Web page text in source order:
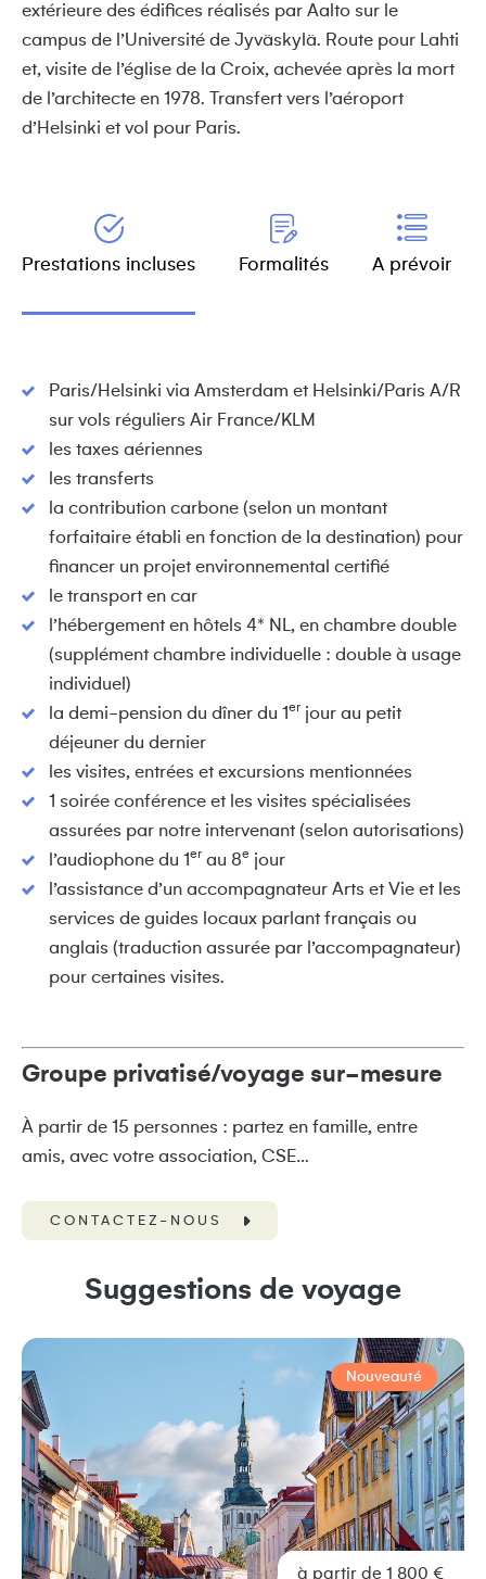
extérieure des édifices réalisés par Aalto sur le
campus de l’Université de Jyväskylä. Route pour Lahti
et, visite de l’église de la Croix, achevée après la mort
de l’architecte en 1978. Transfert vers l’aéroport
d’Helsinki et vol pour Paris.
Prestations incluses Formalités A prévoir
Paris/Helsinki via Amsterdam et Helsinki/Paris A/R
sur vols réguliers Air France/KLM
les taxes aériennes
les transferts
la contribution carbone (selon un montant
forfaitaire établi en fonction de la destination) pour
financer un projet environnemental certifié
le transport en car
l’hébergement en hôtels 4* NL, en chambre double
(supplément chambre individuelle : double à usage
individuel)
la demi-pension du dîner du 1er jour au petit
déjeuner du dernier
les visites, entrées et excursions mentionnées
1 soirée conférence et les visites spécialisées
assurées par notre intervenant (selon autorisations)
l’audiophone du 1er au 8e jour
l’assistance d’un accompagnateur Arts et Vie et les
services de guides locaux parlant français ou
anglais (traduction assurée par l’accompagnateur)
pour certaines visites.
Groupe privatisé/voyage sur-mesure
À partir de 15 personnes : partez en famille, entre
amis, avec votre association, CSE…
CONTACTEZ-NOUS
Suggestions de voyage
Nouveauté
à partir de 1 800 €